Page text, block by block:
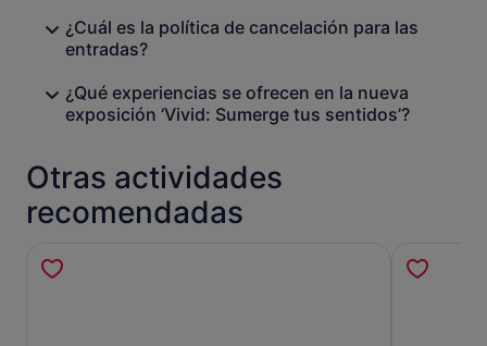
apropiados para niños menores de 7 años, y que no
se admiten niños menores de 4 años.
¿Cuál es la política de cancelación para las
entradas?
¿Qué experiencias se ofrecen en la nueva
exposición ‘Vivid: Sumerge tus sentidos’?
Otras actividades
recomendadas